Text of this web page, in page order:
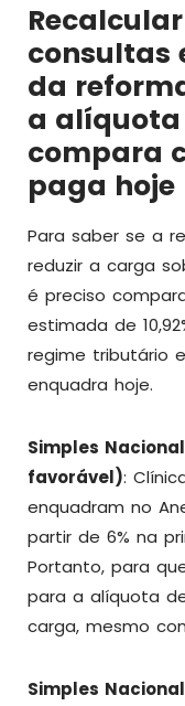
consultas
da
a alíquota
compara
paga hoje
Para saber se a
reduzir a carga
é preciso
estimada de
regime tributário
enquadra hoje.
Simples
favorável):
enquadram no
partir de 6% na
Portanto, para
para a alíquota
carga, mesmo
Simples